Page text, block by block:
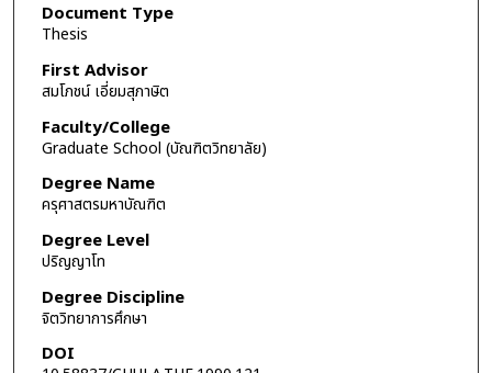
Document Type
Thesis
First Advisor
สมโภชน์ เอี่ยมสุภาษิต
Faculty/College
Graduate School (บัณฑิตวิทยาลัย)
Degree Name
ครุศาสตรมหาบัณฑิต
Degree Level
ปริญญาโท
Degree Discipline
จิตวิทยาการศึกษา
DOI